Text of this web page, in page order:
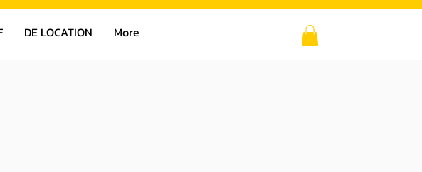
DE LOCATION More